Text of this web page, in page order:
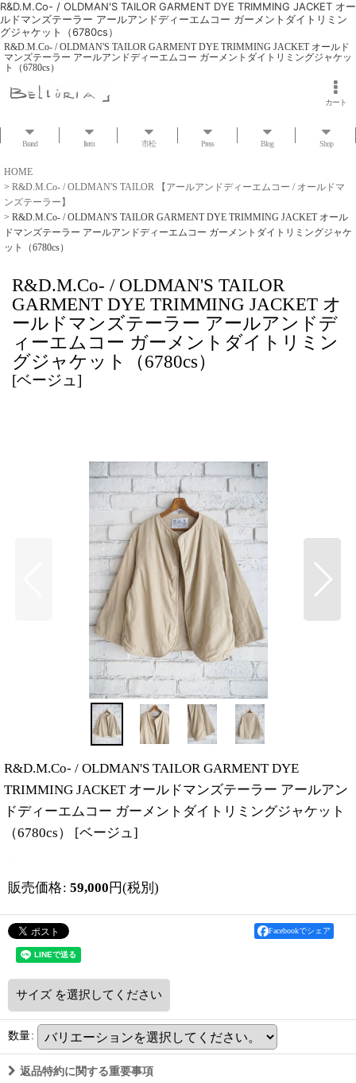
R&D.M.Co- / OLDMAN'S TAILOR GARMENT DYE TRIMMING JACKET オー
ルドマンズテーラー アールアンドディーエムコー ガーメントダイトリミン
グジャケット（6780cs）
R&D.M.Co- / OLDMAN'S TAILOR GARMENT DYE TRIMMING JACKET オールド
マンズテーラー アールアンドディーエムコー ガーメントダイトリミングジャケッ
ト（6780cs）
カート
Brand Item 市松 Press Blog Shop
HOME
> R&D.M.Co- / OLDMAN'S TAILOR 【アールアンドディーエムコー / オールドマ
ンズテーラー】
> R&D.M.Co- / OLDMAN'S TAILOR GARMENT DYE TRIMMING JACKET オール
ドマンズテーラー アールアンドディーエムコー ガーメントダイトリミングジャケ
ット（6780cs）
R&D.M.Co- / OLDMAN'S TAILOR
GARMENT DYE TRIMMING JACKET オ
ールドマンズテーラー アールアンドデ
ィーエムコー ガーメントダイトリミン
グジャケット（6780cs）
[ベージュ ]
R&D.M.Co- / OLDMAN'S TAILOR GARMENT DYE
TRIMMING JACKET オールドマンズテーラー アールアン
ドディーエムコー ガーメントダイトリミングジャケット
（6780cs）
[ベージュ ]
販売価格: 59,000 円(税別)
Facebookでシェア
サイズ を選択してください
数量:
返品特約に関する重要事項